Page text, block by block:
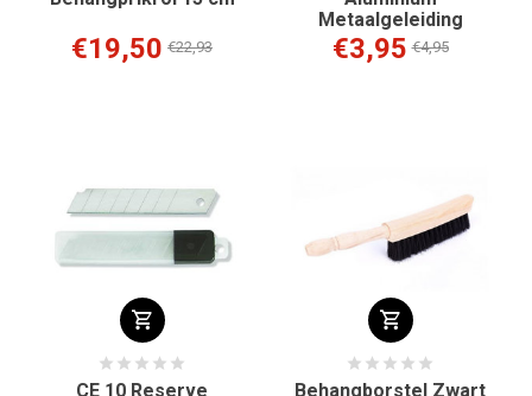
€19,50 €22,93
Metaalgeleiding
€3,95 €4,95
CE 10 Reserve Behangborstel Zwart